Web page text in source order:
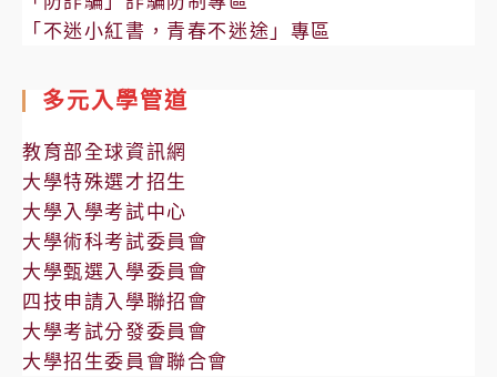
「不迷小紅書，青春不迷途」專區
多元入學管道
教育部全球資訊網
大學特殊選才招生
大學入學考試中心
大學術科考試委員會
大學甄選入學委員會
四技申請入學聯招會
大學考試分發委員會
大學招生委員會聯合會